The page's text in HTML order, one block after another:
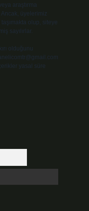
araştırma
üyelerimiz
olup, siteye
sayılırlar.
olduğunu
yasal süre